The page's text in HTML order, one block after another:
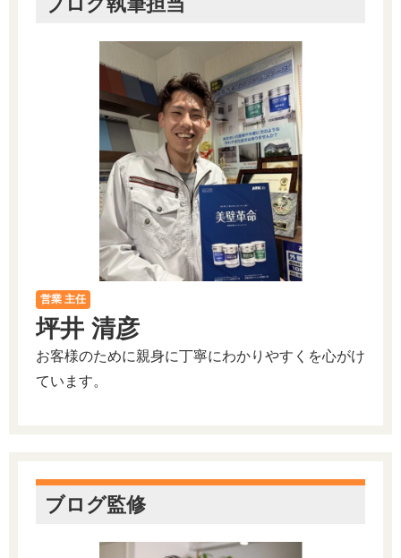
営業 主任
坪井 清彦
お客様のために親身に丁寧にわかりやすくを心がけ
ています。
ブログ監修